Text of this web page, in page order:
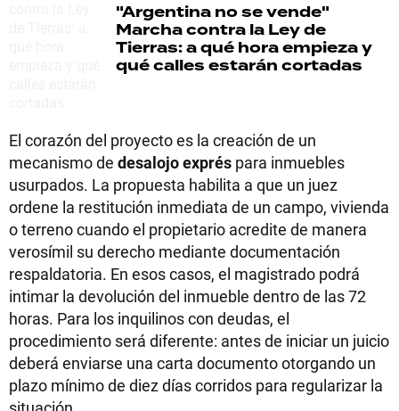
"Argentina no se vende"
Marcha contra la Ley de
Tierras: a qué hora empieza y
qué calles estarán cortadas
El corazón del proyecto es la creación de un
mecanismo de desalojo exprés para inmuebles
usurpados. La propuesta habilita a que un juez
ordene la restitución inmediata de un campo, vivienda
o terreno cuando el propietario acredite de manera
verosímil su derecho mediante documentación
respaldatoria. En esos casos, el magistrado podrá
intimar la devolución del inmueble dentro de las 72
horas. Para los inquilinos con deudas, el
procedimiento será diferente: antes de iniciar un juicio
deberá enviarse una carta documento otorgando un
plazo mínimo de diez días corridos para regularizar la